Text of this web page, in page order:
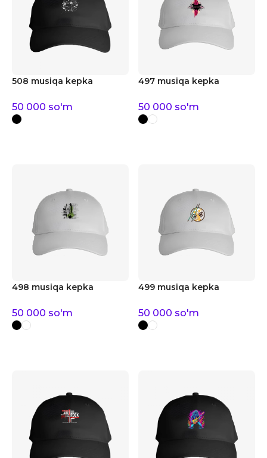
508 musiqa kepka
50 000 so'm
497 musiqa kepka
50 000 so'm
498 musiqa kepka
50 000 so'm
499 musiqa kepka
50 000 so'm